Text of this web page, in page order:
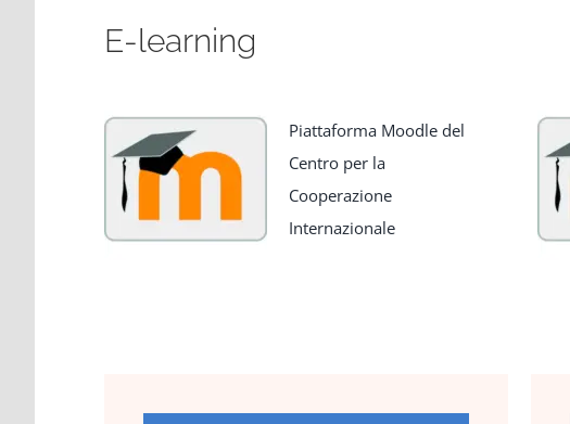
E-learning
Piattaforma Moodle del
Centro per la
Cooperazione
Internazionale